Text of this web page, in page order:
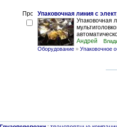
Упаковочная линия с
Упаковочная
Андрей
Оборудование » Упаковочное